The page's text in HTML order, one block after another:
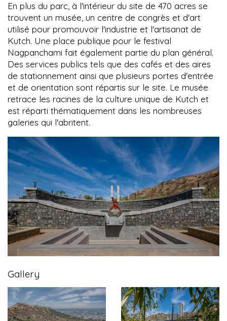
En plus du parc, à l'intérieur du site de 470 acres se
trouvent un musée, un centre de congrès et d'art
utilisé pour promouvoir l'industrie et l'artisanat de
Kutch. Une place publique pour le festival
Nagpanchami fait également partie du plan général.
Des services publics tels que des cafés et des aires
de stationnement ainsi que plusieurs portes d'entrée
et de orientation sont répartis sur le site. Le musée
retrace les racines de la culture unique de Kutch et
est réparti thématiquement dans les nombreuses
galeries qui l'abritent.
Gallery